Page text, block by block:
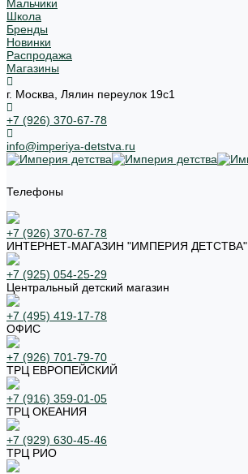
Мальчики
Школа
Бренды
Новинки
Распродажа
Магазины
г. Москва, Лялин переулок 19с1
+7 (926) 370-67-78
info@imperiya-detstva.ru
Телефоны
+7 (926) 370-67-78
ИНТЕРНЕТ-МАГАЗИН "ИМПЕРИЯ ДЕТСТВА"
+7 (925) 054-25-29
Центральный детский магазин
+7 (495) 419-17-78
ОФИС
+7 (926) 701-79-70
ТРЦ ЕВРОПЕЙСКИЙ
+7 (916) 359-01-05
ТРЦ ОКЕАНИЯ
+7 (929) 630-45-46
ТРЦ РИО